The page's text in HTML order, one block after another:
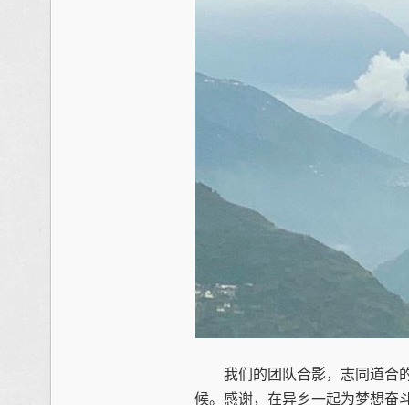
我们的团队合影，志同道合
候。感谢，在异乡一起为梦想奋